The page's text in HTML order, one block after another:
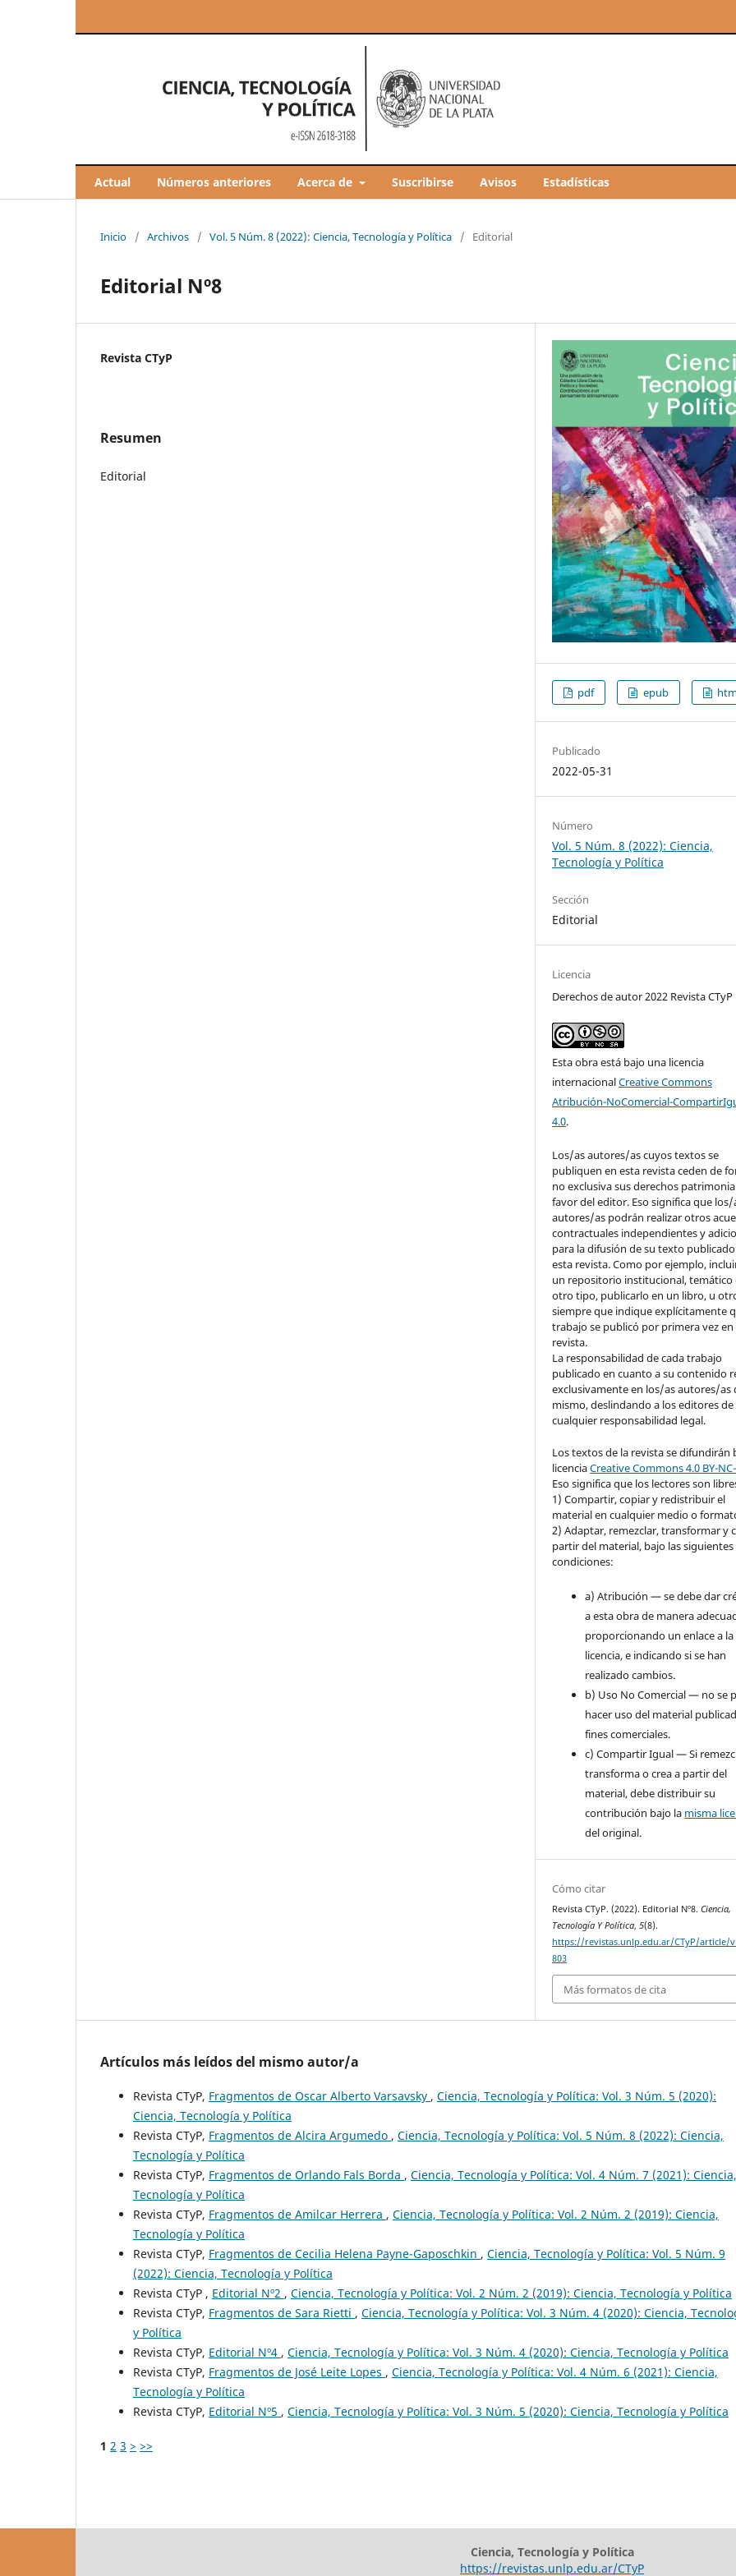
Actual Números anteriores Acerca de Suscribirse Avisos Estadísticas
Inicio / Archivos / Vol. 5 Núm. 8 (2022): Ciencia, Tecnología y Política / Editorial
Editorial Nº8
Revista CTyP
Resumen
Editorial
pdf epub
Publicado
2022-05-31
Número
Vol. 5 Núm. 8 (2022): Ciencia,
Tecnología y Política
Sección
Editorial
Licencia
Derechos de autor 2022 Revista CTyP
Esta obra está bajo una licencia
internacionalCreative Commons
Atribución-NoComercial-
4.0.
Los/as autores/as cuyos textos se
publiquen en esta revista ceden de
no exclusiva sus derechos
favor del editor. Eso significa que los/
autores/as podrán realizar otros
contractuales independientes y
para la difusión de su texto
esta revista. Como por ejemplo,
un repositorio institucional, temático
otro tipo, publicarlo en un libro, u
siempre que indique explícitamente
trabajo se publicó por primera vez en
revista.
La responsabilidad de cada trabajo
publicado en cuanto a su contenido
exclusivamente en los/as autores/as
mismo, deslindando a los editores de
cualquier responsabilidad legal.
Los textos de la revista se difundirán
licenciaCreative Commons 4.0 BY-
Eso significa que los lectores son
1) Compartir, copiar y redistribuir el
material en cualquier medio o
2) Adaptar, remezclar, transformar y
partir del material, bajo las siguientes
condiciones:
a) Atribución — se debe dar
a esta obra de manera
proporcionando un enlace a la
licencia, e indicando si se han
realizado cambios.
b) Uso No Comercial — no se
hacer uso del material
fines comerciales.
c) Compartir Igual — Si
transforma o crea a partir del
material, debe distribuir su
contribución bajo la misma
del original.
Cómo citar
Revista CTyP. (2022). Editorial Nº8.Ciencia,
Tecnología Y Política,5(8).
https://revistas.unlp.edu.ar/CTyP/article/
803
Más formatos de cita
Artículos más leídos del mismo autor/a
Revista CTyP, Fragmentos de Oscar Alberto Varsavsky , Ciencia, Tecnología y Política: Vol. 3 Núm. 5 (2020):
Ciencia, Tecnología y Política
Revista CTyP, Fragmentos de Alcira Argumedo , Ciencia, Tecnología y Política: Vol. 5 Núm. 8 (2022): Ciencia,
Tecnología y Política
Revista CTyP, Fragmentos de Orlando Fals Borda , Ciencia, Tecnología y Política: Vol. 4 Núm. 7 (2021): Ciencia,
Tecnología y Política
Revista CTyP, Fragmentos de Amilcar Herrera , Ciencia, Tecnología y Política: Vol. 2 Núm. 2 (2019): Ciencia,
Tecnología y Política
Revista CTyP, Fragmentos de Cecilia Helena Payne-Gaposchkin , Ciencia, Tecnología y Política: Vol. 5 Núm. 9
(2022): Ciencia, Tecnología y Política
Revista CTyP , Editorial Nº2 , Ciencia, Tecnología y Política: Vol. 2 Núm. 2 (2019): Ciencia, Tecnología y Política
Revista CTyP, Fragmentos de Sara Rietti , Ciencia, Tecnología y Política: Vol. 3 Núm. 4 (2020): Ciencia,
y Política
Revista CTyP, Editorial Nº4 , Ciencia, Tecnología y Política: Vol. 3 Núm. 4 (2020): Ciencia, Tecnología y Política
Revista CTyP, Fragmentos de José Leite Lopes , Ciencia, Tecnología y Política: Vol. 4 Núm. 6 (2021): Ciencia,
Tecnología y Política
Revista CTyP, Editorial Nº5 , Ciencia, Tecnología y Política: Vol. 3 Núm. 5 (2020): Ciencia, Tecnología y Política
1 2 3 > >>
Ciencia, Tecnología y Política
https://revistas.unlp.edu.ar/CTyP